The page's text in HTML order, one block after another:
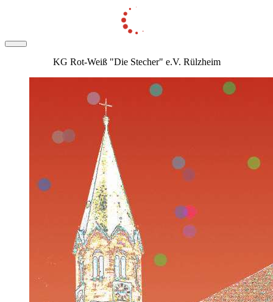
KG Rot-Weiß "Die Stecher" e.V. Rülzheim